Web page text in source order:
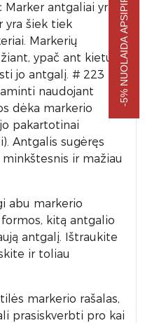
antgaliai yra
yra šiek tiek
Markerių
ypač ant kietų /
jo antgalį. # 223
naudojant
dėka markerio
pakartotinai
Antgalis sugėręs
ir mažiau
abu markerio
kitą antgalio
antgalį. Ištraukite
ir toliau
markerio rašalas,
prasiskverbti pro kai
-5% NUOLAIDA APSIPIRKIMUI